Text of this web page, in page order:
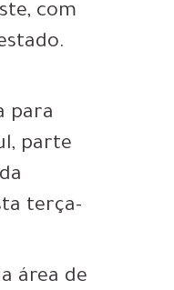
com
para
parte
terça-
área de